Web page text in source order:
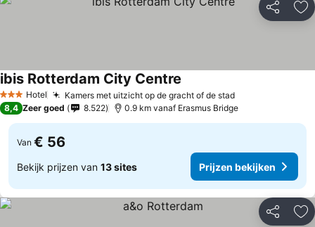
Delen
3 SterrenHotel Kamers met uitzicht op de gracht of de stad
ibis Rotterdam City Centre
8,4 Zeer goed 8.522 0.9 km vanaf Erasmus Bridge
Van € 56
Bekijk prijzen van 13 sites Prijzen bekijken
Delen